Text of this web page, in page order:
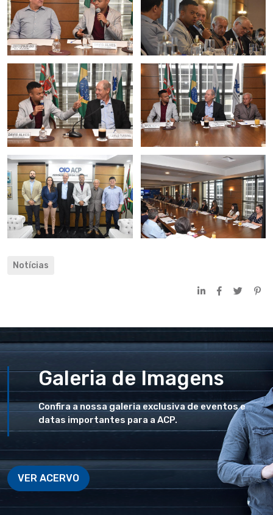
Notícias
Galeria de Imagens
Confira a nossa galeria exclusiva de eventos e
datas importantes para a ACP.
VER ACERVO